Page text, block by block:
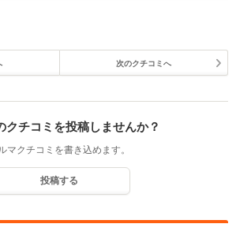
次のクチコミへ
クチコミを投稿しませんか？
マクチコミを書き込めます。
投稿する